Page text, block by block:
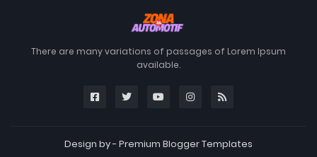
There are many variations of passages of Lorem Ipsum
available.
Design by - Premium Blogger Templates